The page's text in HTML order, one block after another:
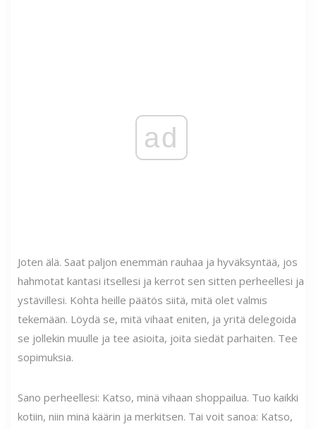
ad
Joten älä. Saat paljon enemmän rauhaa ja hyväksyntää, jos
hahmotat kantasi itsellesi ja kerrot sen sitten perheellesi ja
ystävillesi. Kohta heille päätös siitä, mitä olet valmis
tekemään. Löydä se, mitä vihaat eniten, ja yritä delegoida
se jollekin muulle ja tee asioita, joita siedät parhaiten. Tee
sopimuksia.
Sano perheellesi: Katso, minä vihaan shoppailua. Tuo kaikki
kotiin, niin minä käärin ja merkitsen. Tai voit sanoa: Katso,